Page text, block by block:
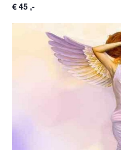
€ 45 ,-